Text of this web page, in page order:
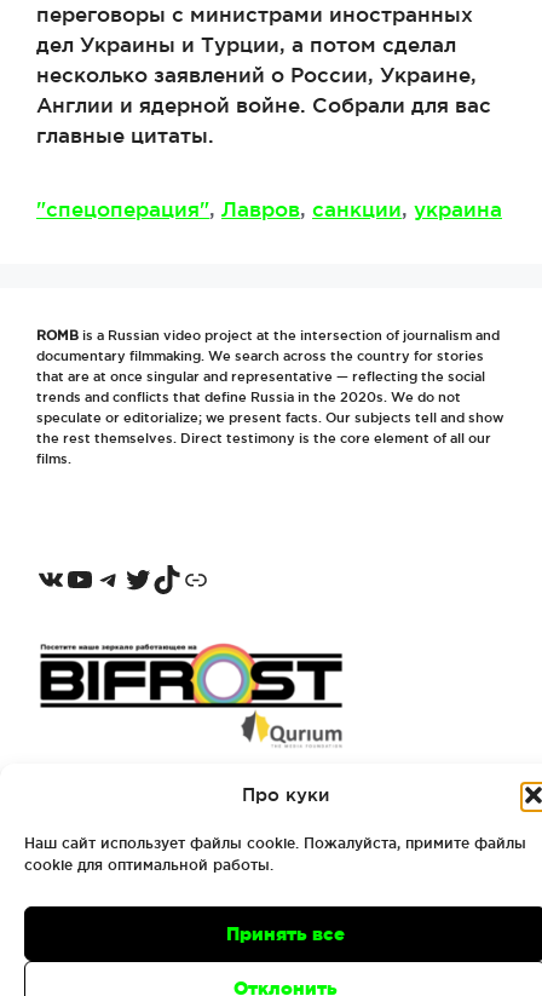
Про куки
Наш сайт использует файлы cookie. Пожалуйста, примите файлы
cookie для оптимальной работы.
Принять все
Отклонить
переговоры с министрами иностранных
дел Украины и Турции, а потом сделал
несколько заявлений о России, Украине,
Англии и ядерной войне. Собрали для вас
главные цитаты.
Метки
"спецоперация", Лавров, санкции, украина
ROMB is a Russian video project at the intersection of journalism and
documentary filmmaking. We search across the country for stories
that are at once singular and representative — reflecting the social
trends and conflicts that define Russia in the 2020s. We do not
speculate or editorialize; we present facts. Our subjects tell and show
the rest themselves. Direct testimony is the core element of all our
films.
VKontakte
YouTube
Telegram
Twitter
TikTok
Odnoklassniki